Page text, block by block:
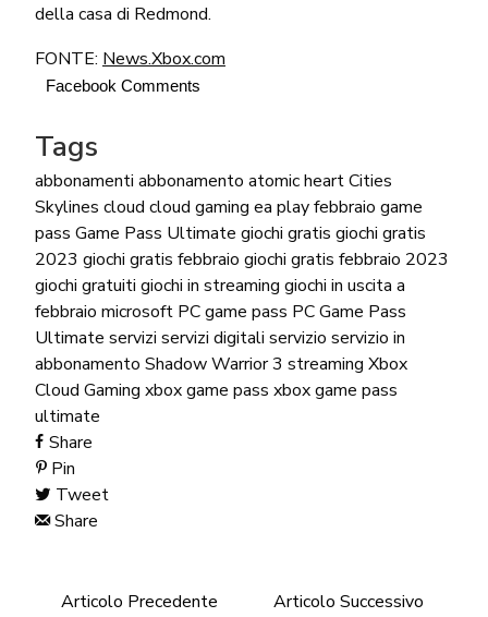
della casa di Redmond.
FONTE: News.Xbox.com
Facebook Comments
Tags
abbonamenti abbonamento atomic heartCities
Skylines cloud cloud gaming ea playfebbraio game
pass Game Pass Ultimate giochi gratis giochi gratis
2023 giochi gratis febbraio giochi gratis febbraio 2023
giochi gratuiti giochi in streaming giochi in uscita a
febbraio microsoft PC game pass PC Game Pass
Ultimate servizi servizi digitali servizio servizio in
abbonamento Shadow Warrior 3 streaming Xbox
Cloud Gaming xbox game pass xbox game pass
ultimate
Share
Pin
Tweet
Share
Articolo Precedente
Articolo Successivo